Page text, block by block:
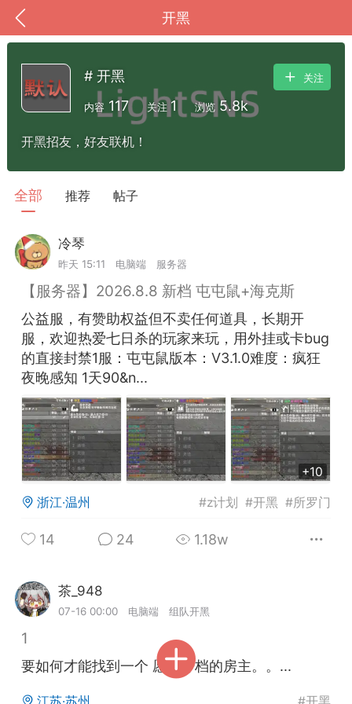
开黑
我的钱包 道具
MOD下载 攻略教程 联机招募
大人
Lv.8
02-10 15:45
电脑端 其他&工具
卖挂
禁止发布联机可用的作弊模组，
单机辅助引流私下售卖服务器外挂！
作弊模组的发布规范近期收到一些信息
作弊模组在联机服务器使用,为了维护游
环境，中文网特此发布以下声明，规范
汉
# 开黑
内容 117 关注 1 浏览 5.8k
关注
开黑招友，好友联机！
全部 推荐 帖子
冷琴
昨天 15:11
电脑端 服务器
【服务器】2026.8.8 新档 屯屯鼠+海克斯
公益服，有赞助权益但不卖任何道具，长期开
服，欢迎热爱七日杀的玩家来玩，用外挂或卡bug
的直接封禁1服：屯屯鼠版本：V3.1.0难度：疯狂
夜晚感知 1天90&n...
+10
浙江·温州 #z计划 #开黑 #所罗门
14 24 1.18w
茶_948
07-16 00:00
电脑端 组队开黑
1
要如何才能找到一个 愿意开档的房主。。...